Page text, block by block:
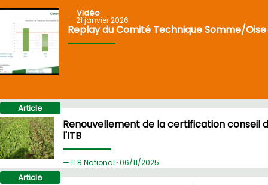
Vidéo
21 janvier 2026
Replay du Comité Technique Somme/Oise
Article
Renouvellement de la certification conseil
l'ITB
ITB National ·06/11/2025
Article